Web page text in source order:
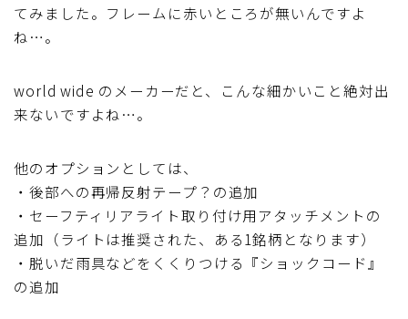
てみました。フレームに赤いところが無いんですよ
ね…。
world wide のメーカーだと、こんな細かいこと絶対出
来ないですよね…。
他のオプションとしては、
・後部への再帰反射テープ？の追加
・セーフティリアライト取り付け用アタッチメントの
追加（ライトは推奨された、ある1銘柄となります）
・脱いだ雨具などをくくりつける『ショックコード』
の追加